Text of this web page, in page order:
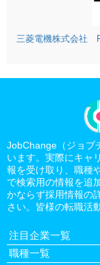
三菱電機株式会社
JobChange（ジョブ
います。実際にキャ
報を受け取り、職種
で検索用の情報を追
かならず採用情報の
さい。皆様の転職活
注目企業一覧
職種一覧